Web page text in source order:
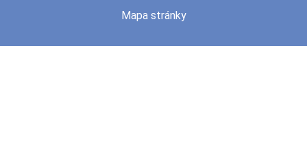
Mapa stránky